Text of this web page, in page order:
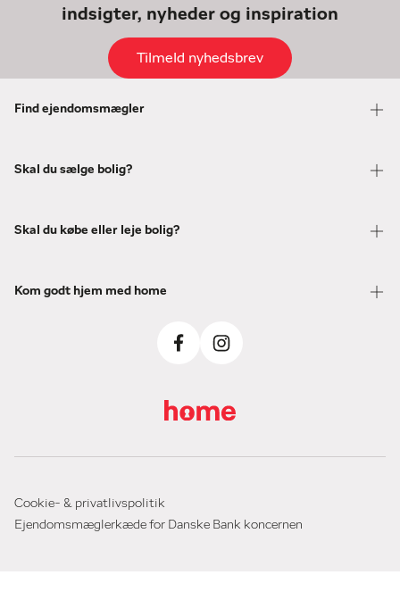
indsigter, nyheder og inspiration
Tilmeld nyhedsbrev
Find ejendomsmægler
Skal du sælge bolig?
Skal du købe eller leje bolig?
Kom godt hjem med home
Cookie- & privatlivspolitik
Ejendomsmæglerkæde for Danske Bank koncernen